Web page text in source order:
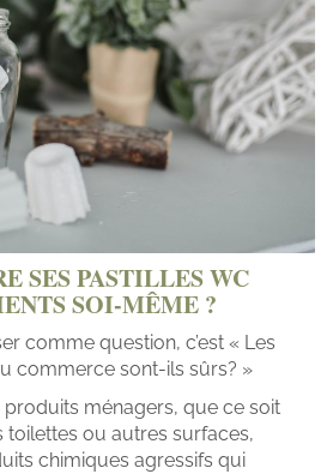
SES PASTILLES WC
SOI-MÊME ?
comme question, c’est « Les
commerce sont-ils sûrs? »
ménagers, que ce soit
ou autres surfaces,
chimiques agressifs qui